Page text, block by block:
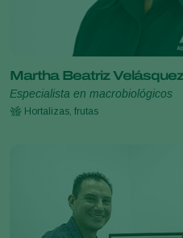
Martha Beatriz Velásquez
Especialista en macrobiológicos
Hortalizas, frutas